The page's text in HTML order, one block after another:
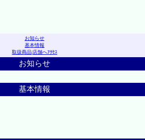
お知らせ
基本情報
取扱商品|店舗へｱｸｾｽ
お知らせ
基本情報